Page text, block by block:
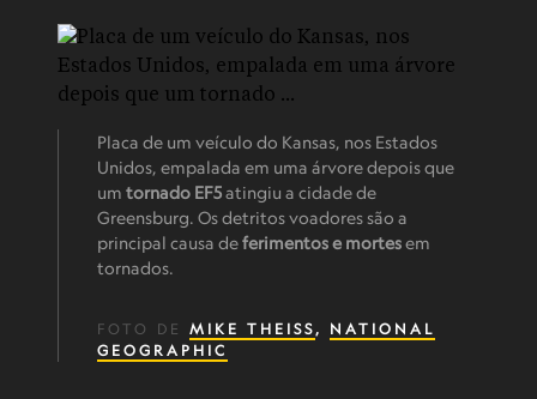
Placa de um veículo do Kansas, nos Estados
Unidos, empalada em uma árvore depois que
um tornado EF5atingiu a cidade de
Greensburg. Os detritos voadores são a
principal causa deferimentos e mortesem
tornados.
FOTO DE MIKE THEISS, NATIONAL
GEOGRAPHIC